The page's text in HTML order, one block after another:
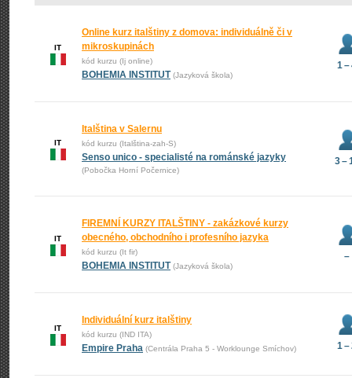
IT
Online kurz italštiny z domova: individuálně či v
mikroskupinách
kód kurzu (Ij online)
BOHEMIA INSTITUT (Jazyková škola)
1 –
IT
Italština v Salernu
kód kurzu (Italština-zah-S)
Senso unico - specialisté na románské jazyky
(Pobočka Horní Počernice)
3 –
IT
FIREMNÍ KURZY ITALŠTINY - zakázkové kurzy
obecného, obchodního i profesního jazyka
kód kurzu (It fir)
BOHEMIA INSTITUT (Jazyková škola)
–
IT
Individuální kurz italštiny
kód kurzu (IND ITA)
Empire Praha (Centrála Praha 5 - Worklounge Smíchov) 1 –